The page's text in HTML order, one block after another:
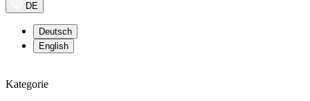
DE
Deutsch
English
Kategorie